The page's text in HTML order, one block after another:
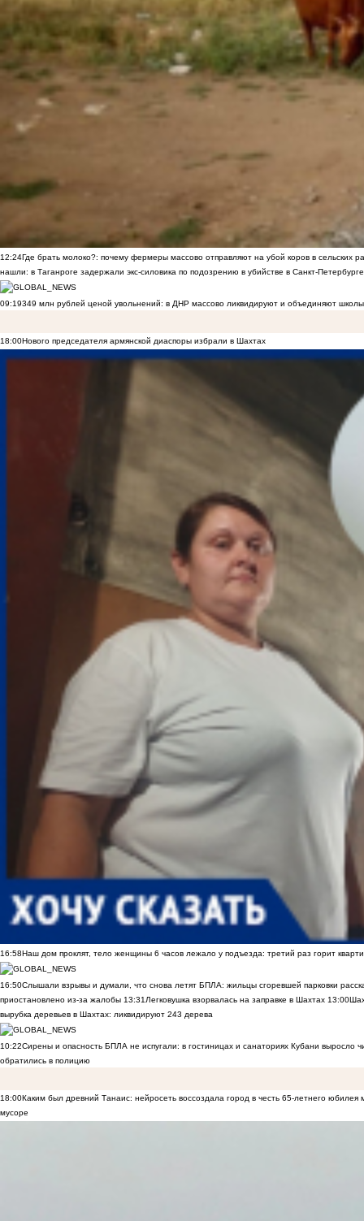
12:24Где брать молоко?: почему фермеры массово отправляют на убой коров в сельских
нашли: в Таганроге задержали экс-силовика по подозрению в убийстве в Санкт-Петербурге
09:19349 млн рублей ценой увольнений: в ДНР массово ликвидируют и объединяют
18:00Нового председателя армянской диаспоры избрали в Шахтах
16:58Наш дом проклят, тело женщины 6 часов лежало у подъезда: третий раз горит
16:50Слышали взрывы и думали, что снова летят БПЛА: жильцы сгоревшей парковки
приостановлено из-за жалобы 13:31Легковушка взорвалась на заправке в Шахтах 13:00
вырубка деревьев в Шахтах: ликвидируют 243 дерева
10:22Сирены и опасность БПЛА не испугали: в гостиницах и санаториях Кубани выросло
обратились в полицию
18:00Каким был древний Танаис: нейросеть воссоздала город в честь 65-летнего юбилея
мусоре